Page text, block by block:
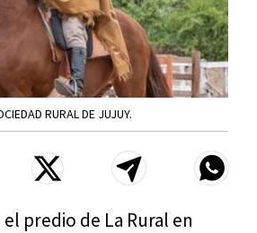
RURAL DE JUJUY.
predio de La Rural en